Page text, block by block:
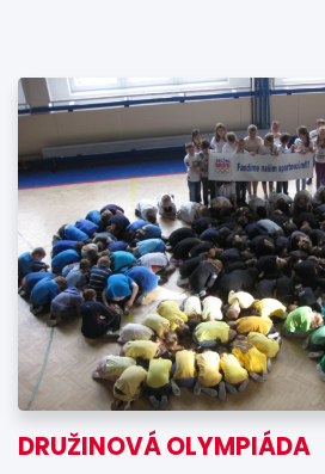
DRUŽINOVÁ OLYMPIÁDA